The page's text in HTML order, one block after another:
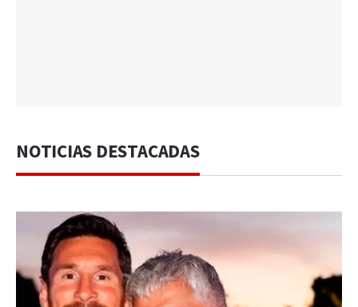
NOTICIAS DESTACADAS